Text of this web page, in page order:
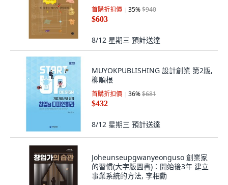
首購折扣價 35%$940
$603
8/12 星期三 預計送達
MUYOKPUBLISHING 設計創業 第2版,
柳順根
首購折扣價 36%$681
$432
8/12 星期三 預計送達
Joheunseupgwanyeonguso 創業家
的習慣(大字版圖書)：開始後3年 建立
事業系統的方法, 李相勳